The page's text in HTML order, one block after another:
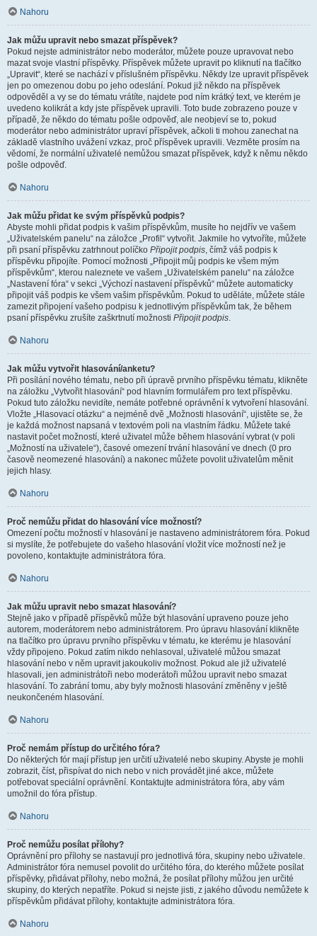
Nahoru
Jak můžu upravit nebo smazat příspěvek?
Pokud nejste administrátor nebo moderátor, můžete pouze upravovat nebo
mazat svoje vlastní příspěvky. Příspěvek můžete upravit po kliknutí na tlačítko
„Upravit“, které se nachází v příslušném příspěvku. Někdy lze upravit příspěvek
jen po omezenou dobu po jeho odeslání. Pokud již někdo na příspěvek
odpověděl a vy se do tématu vrátíte, najdete pod ním krátký text, ve kterém je
uvedeno kolikrát a kdy jste příspěvek upravili. Toto bude zobrazeno pouze v
případě, že někdo do tématu pošle odpověď, ale neobjeví se to, pokud
moderátor nebo administrátor upraví příspěvek, ačkoli ti mohou zanechat na
základě vlastního uvážení vzkaz, proč příspěvek upravili. Vezměte prosím na
vědomí, že normální uživatelé nemůžou smazat příspěvek, když k němu někdo
pošle odpověď.
Nahoru
Jak můžu přidat ke svým příspěvků podpis?
Abyste mohli přidat podpis k vašim příspěvkům, musíte ho nejdřív ve vašem
„Uživatelském panelu“ na záložce „Profil“ vytvořit. Jakmile ho vytvoříte, můžete
při psaní příspěvku zatrhnout políčko Připojit podpis, čímž váš podpis k
příspěvku připojíte. Pomocí možnosti „Připojit můj podpis ke všem mým
příspěvkům“, kterou naleznete ve vašem „Uživatelském panelu“ na záložce
„Nastavení fóra“ v sekci „Výchozí nastavení příspěvků“ můžete automaticky
připojit váš podpis ke všem vašim příspěvkům. Pokud to uděláte, můžete stále
zamezit připojení vašeho podpisu k jednotlivým příspěvkům tak, že během
psaní příspěvku zrušíte zaškrtnutí možnosti Připojit podpis.
Nahoru
Jak můžu vytvořit hlasování/anketu?
Při posílání nového tématu, nebo při úpravě prvního příspěvku tématu, klikněte
na záložku „Vytvořit hlasování“ pod hlavním formulářem pro text příspěvku.
Pokud tuto záložku nevidíte, nemáte potřebné oprávnění k vytvoření hlasování.
Vložte „Hlasovací otázku“ a nejméně dvě „Možnosti hlasování“, ujistěte se, že
je každá možnost napsaná v textovém poli na vlastním řádku. Můžete také
nastavit počet možností, které uživatel může během hlasování vybrat (v poli
„Možností na uživatele“), časové omezení trvání hlasování ve dnech (0 pro
časově neomezené hlasování) a nakonec můžete povolit uživatelům měnit
jejich hlasy.
Nahoru
Proč nemůžu přidat do hlasování více možností?
Omezení počtu možností v hlasování je nastaveno administrátorem fóra. Pokud
si myslíte, že potřebujete do vašeho hlasování vložit více možností než je
povoleno, kontaktujte administrátora fóra.
Nahoru
Jak můžu upravit nebo smazat hlasování?
Stejně jako v případě příspěvků může být hlasování upraveno pouze jeho
autorem, moderátorem nebo administrátorem. Pro úpravu hlasování klikněte
na tlačítko pro úpravu prvního příspěvku v tématu, ke kterému je hlasování
vždy připojeno. Pokud zatím nikdo nehlasoval, uživatelé můžou smazat
hlasování nebo v něm upravit jakoukoliv možnost. Pokud ale již uživatelé
hlasovali, jen administrátoři nebo moderátoři můžou upravit nebo smazat
hlasování. To zabrání tomu, aby byly možnosti hlasování změněny v ještě
neukončeném hlasování.
Nahoru
Proč nemám přístup do určitého fóra?
Do některých fór mají přístup jen určití uživatelé nebo skupiny. Abyste je mohli
zobrazit, číst, přispívat do nich nebo v nich provádět jiné akce, můžete
potřebovat speciální oprávnění. Kontaktujte administrátora fóra, aby vám
umožnil do fóra přístup.
Nahoru
Proč nemůžu posílat přílohy?
Oprávnění pro přílohy se nastavují pro jednotlivá fóra, skupiny nebo uživatele.
Administrátor fóra nemusel povolit do určitého fóra, do kterého můžete posílat
příspěvky, přidávat přílohy, nebo možná, že posílat přílohy můžou jen určité
skupiny, do kterých nepatříte. Pokud si nejste jisti, z jakého důvodu nemůžete k
příspěvkům přidávat přílohy, kontaktujte administrátora fóra.
Nahoru